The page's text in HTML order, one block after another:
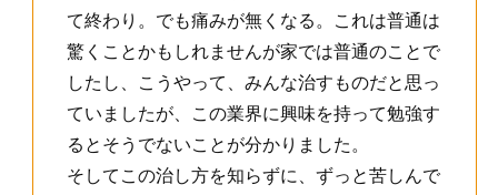
て終わり。でも痛みが無くなる。これは普通は
驚くことかもしれませんが家では普通のことで
したし、こうやって、みんな治すものだと思っ
ていましたが、この業界に興味を持って勉強す
るとそうでないことが分かりました。
そしてこの治し方を知らずに、ずっと苦しんで